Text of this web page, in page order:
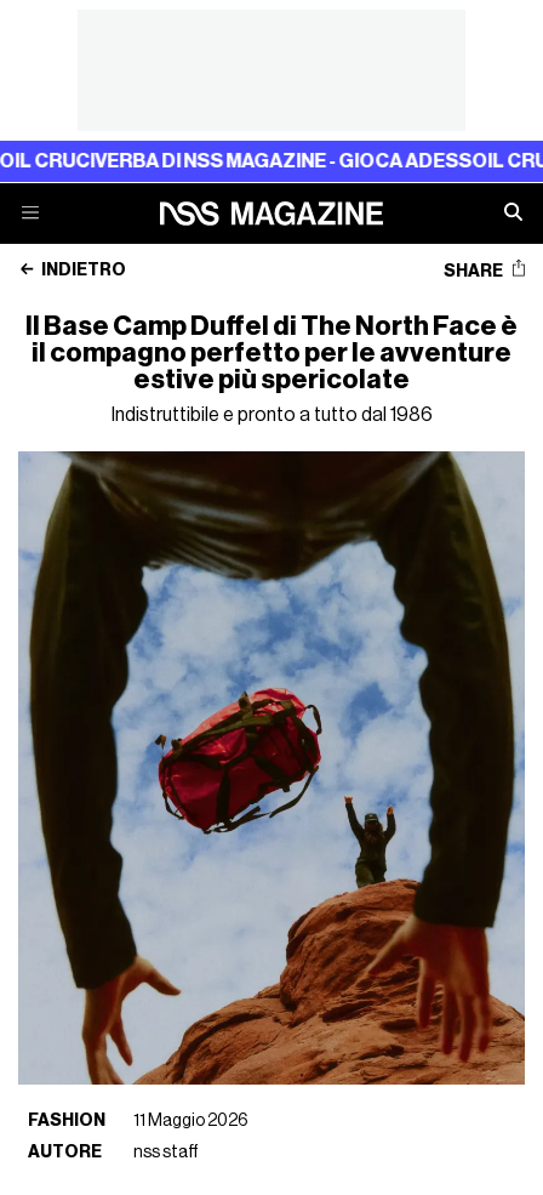
DI NSS MAGAZINE - GIOCA ADESSOIL CRUCIVERBA
INDIETRO SHARE
Il Base Camp Duffel di The North Face è
il compagno perfetto per le avventure
estive più spericolate
Indistruttibile e pronto a tutto dal 1986
FASHION
11 Maggio 2026
AUTORE
nss staff